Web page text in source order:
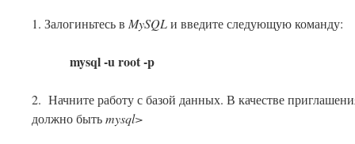
1. Залогиньтесь в MySQLи введите следующую команду:
mysql -u root -p
2. Начните работу с базой данных. В качестве
должно бытьmysql>